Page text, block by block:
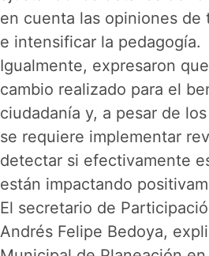
en cuenta las opiniones de
e intensificar la pedagogía.
Igualmente, expresaron
cambio realizado para el
ciudadanía y, a pesar de
se requiere implementar
detectar si efectivamente
están impactando
El secretario de
Andrés Felipe Bedoya,